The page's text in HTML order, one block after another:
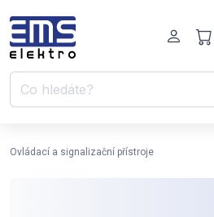
Ovládací a signalizační přístroje